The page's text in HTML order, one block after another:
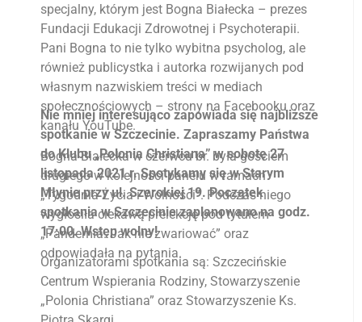
specjalny, którym jest Bogna Białecka – prezes
Fundacji Edukacji Zdrowotnej i Psychoterapii.
Pani Bogna to nie tylko wybitna psycholog, ale
również publicystka i autorka rozwijanych pod
własnym nazwiskiem treści w mediach
społecznościowych – strony na Facebooku oraz
kanału YouTube.
Bogna Białecka w czerwcu br. była gościem
drugiego w kolejności panelu w ramach
„Tygodnia Życia i Wolności”. Podczas niego
wygłosiła ciekawą prelekcję pod tytułem
„Pandemia. Jak nie zwariować” oraz
odpowiadała na pytania.
Nie mniej interesująco zapowiada się najbliższe
spotkanie w Szczecinie. Zapraszamy Państwa
do Klubu „Polonia Christiana” w sobotę 27
listopada 2021 r. Spotykamy się w Starym
Młynie przy ul. Szerokiej 19. Początek
spotkania w Szczecinie zaplanowano na godz.
17:00. Wstęp wolny!
Organizatorami spotkania są: Szczecińskie
Centrum Wspierania Rodziny, Stowarzyszenie
„Polonia Christiana” oraz Stowarzyszenie Ks.